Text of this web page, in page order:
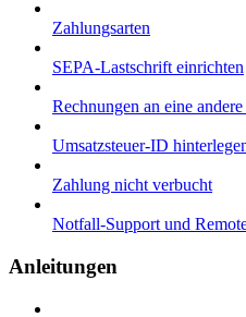
Zahlungsarten
SEPA-Lastschrift einrichten
Rechnungen an eine
Umsatzsteuer-ID
Zahlung nicht verbucht
Notfall-Support und
Anleitungen